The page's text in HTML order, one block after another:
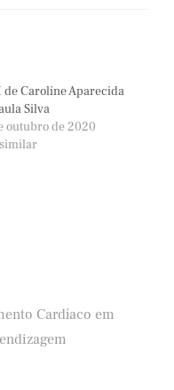
de Caroline Aparecida
Silva
outubro de 2020
similar
Cardíaco em